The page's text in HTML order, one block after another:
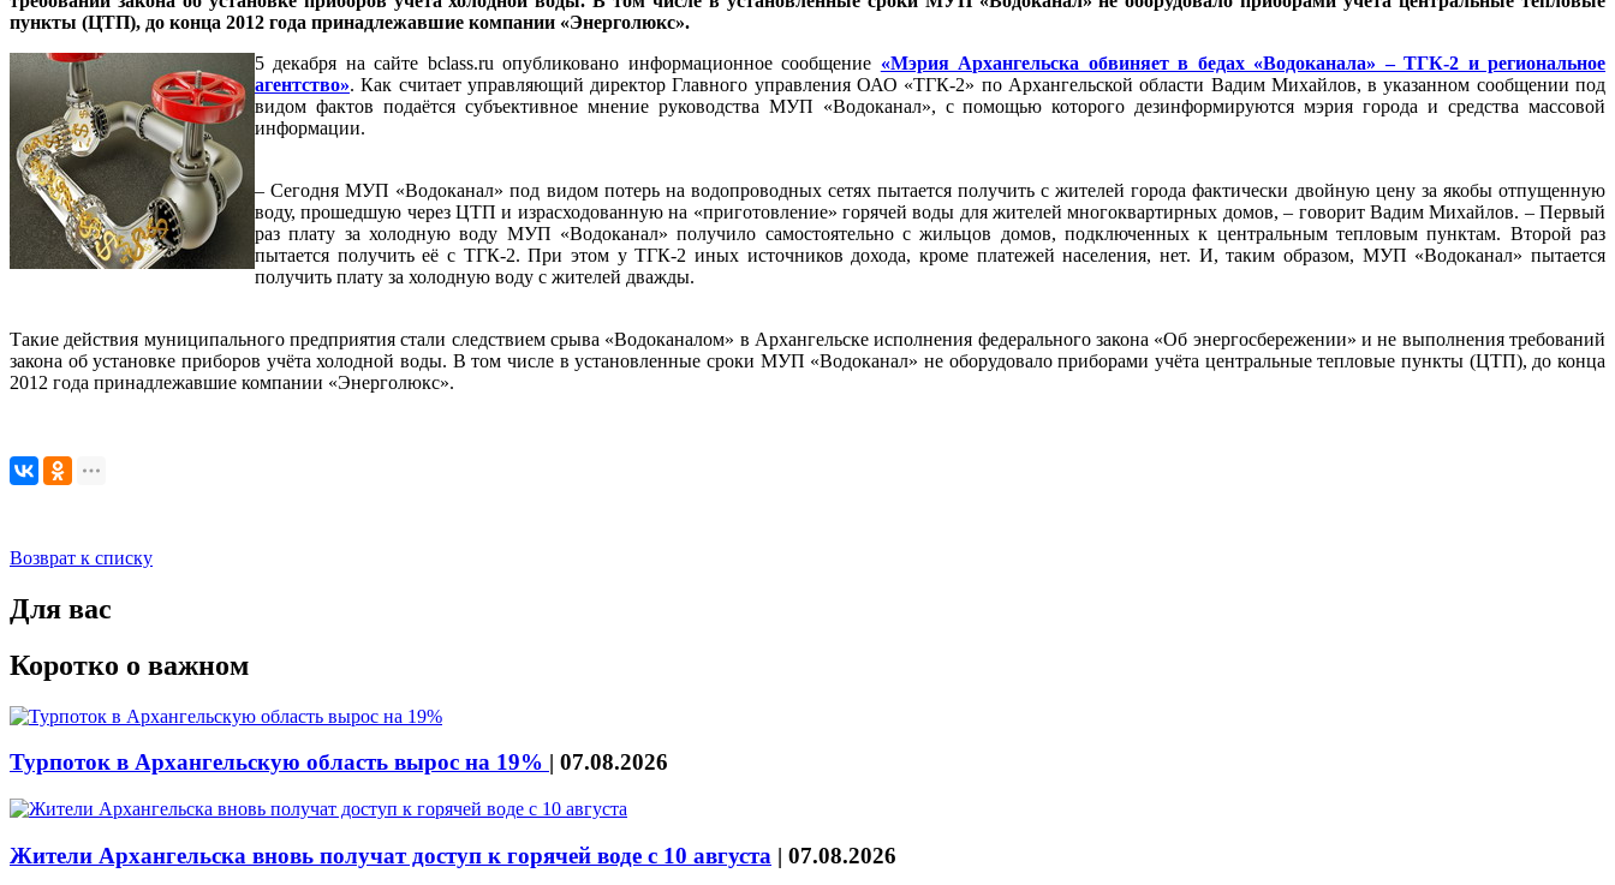
пункты (ЦТП), до конца 2012 года принадлежавшие компании «Энерголюкс».
5 декабря на сайте bclass.ru опубликовано информационное сообщение «Мэрия Архангельска обвиняет в бедах «Водоканала» – ТГК-2 и региональное
агентство». Как считает управляющий директор Главного управления ОАО «ТГК-2» по Архангельской области Вадим Михайлов, в указанном сообщении под
видом фактов подаётся субъективное мнение руководства МУП «Водоканал», с помощью которого дезинформируются мэрия города и средства массовой
информации.
– Сегодня МУП «Водоканал» под видом потерь на водопроводных сетях пытается получить с жителей города фактически двойную цену за якобы отпущенную
воду, прошедшую через ЦТП и израсходованную на «приготовление» горячей воды для жителей многоквартирных домов, – говорит Вадим Михайлов. – Первый
раз плату за холодную воду МУП «Водоканал» получило самостоятельно с жильцов домов, подключенных к центральным тепловым пунктам. Второй раз
пытается получить её с ТГК-2. При этом у ТГК-2 иных источников дохода, кроме платежей населения, нет. И, таким образом, МУП «Водоканал» пытается
получить плату за холодную воду с жителей дважды.
Такие действия муниципального предприятия стали следствием срыва «Водоканалом» в Архангельске исполнения федерального закона «Об энергосбережении» и не выполнения требований
закона об установке приборов учёта холодной воды. В том числе в установленные сроки МУП «Водоканал» не оборудовало приборами учёта центральные тепловые пункты (ЦТП), до конца
2012 года принадлежавшие компании «Энерголюкс».
Возврат к списку
Для вас
Коротко о важном
Турпоток в Архангельскую область вырос на 19% | 07.08.2026
Жители Архангельска вновь получат доступ к горячей воде с 10 августа | 07.08.2026